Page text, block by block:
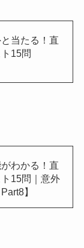
当たる！直
15問
わかる！直
15問｜意外
】